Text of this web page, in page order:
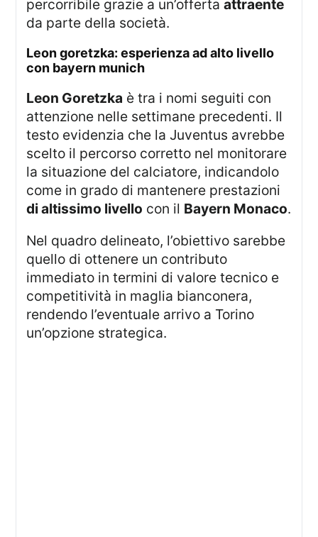
percorribile grazie a un’offertaattraente
da parte della società.
leon goretzka: esperienza ad alto livello
con bayern munich
Leon Goretzka è tra i nomi seguiti con
attenzione nelle settimane precedenti. Il
testo evidenzia che la Juventus avrebbe
scelto il percorso corretto nel monitorare
la situazione del calciatore, indicandolo
come in grado di mantenere prestazioni
di altissimo livello con il Bayern Monaco.
Nel quadro delineato, l’obiettivo sarebbe
quello di ottenere un contributo
immediato in termini di valore tecnico e
competitività in maglia bianconera,
rendendo l’eventuale arrivo a Torino
un’opzione strategica.